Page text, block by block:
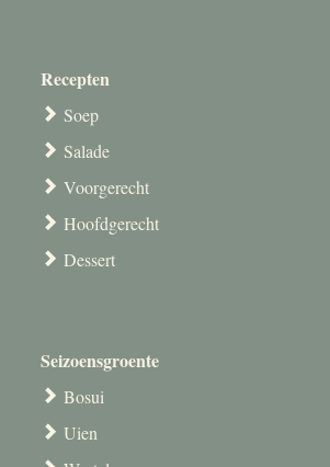
Recepten
Soep
Salade
Voorgerecht
Hoofdgerecht
Dessert
Seizoensgroente
Bosui
Uien